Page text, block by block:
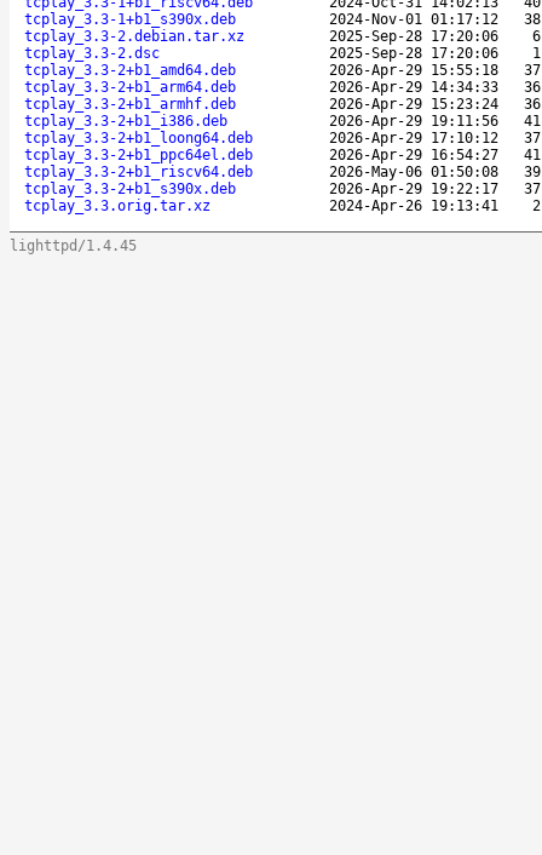
tcplay_3.3-1+b1_s390x.deb
2024-Nov-01 01:17:12
tcplay_3.3-2.debian.tar.xz
2025-Sep-28 17:20:06
tcplay_3.3-2.dsc
2025-Sep-28 17:20:06
tcplay_3.3-2+b1_amd64.deb
2026-Apr-29 15:55:18
tcplay_3.3-2+b1_arm64.deb
2026-Apr-29 14:34:33
tcplay_3.3-2+b1_armhf.deb
2026-Apr-29 15:23:24
tcplay_3.3-2+b1_i386.deb
2026-Apr-29 19:11:56
tcplay_3.3-2+b1_loong64.deb
2026-Apr-29 17:10:12
tcplay_3.3-2+b1_ppc64el.deb
2026-Apr-29 16:54:27
tcplay_3.3-2+b1_riscv64.deb
2026-May-06 01:50:08
tcplay_3.3-2+b1_s390x.deb
2026-Apr-29 19:22:17
tcplay_3.3.orig.tar.xz
2024-Apr-26 19:13:41
lighttpd/1.4.45